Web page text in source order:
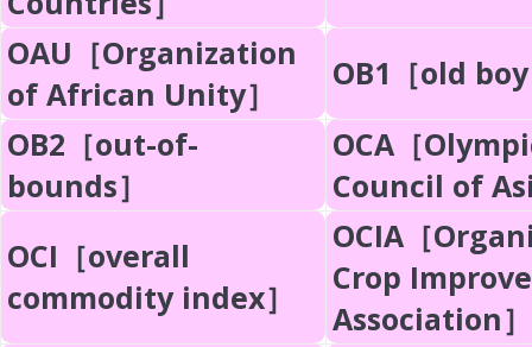
OAU［Organization
of African Unity］
OB1［old
OB2［out-of-
bounds］
OCA［
Council of
OCI［overall
commodity index］
OCIA［
Crop
Association］